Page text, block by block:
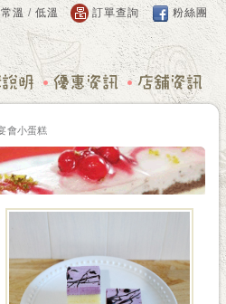
常溫 / 低溫 訂單查詢 粉絲團
會小蛋糕